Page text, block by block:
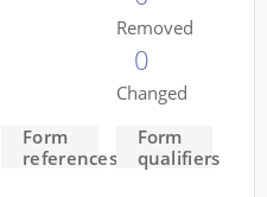
Removed
0
Changed
Form
references
Form
qualifiers